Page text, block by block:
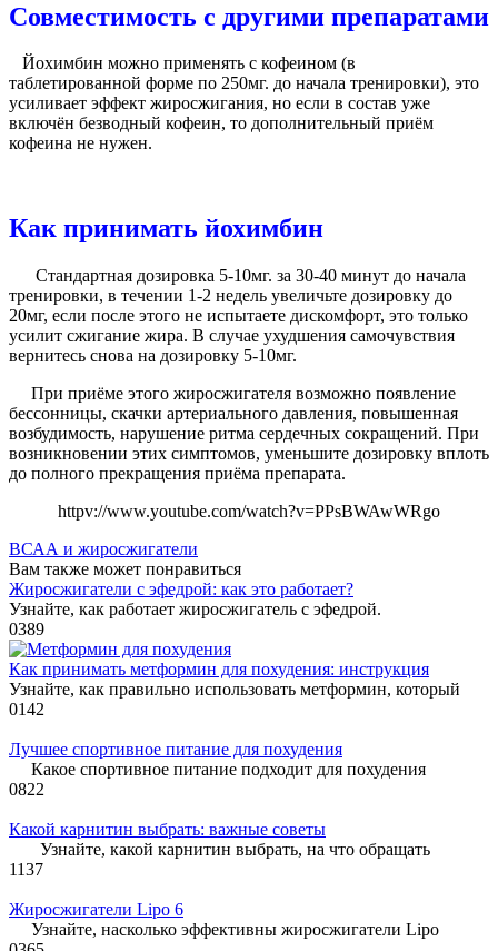
Совместимость с другими препаратами
Йохимбин можно применять с кофеином (в
таблетированной форме по 250мг. до начала тренировки), это
усиливает эффект жиросжигания, но если в состав уже
включён безводный кофеин, то дополнительный приём
кофеина не нужен.
Как принимать йохимбин
Стандартная дозировка 5-10мг. за 30-40 минут до начала
тренировки, в течении 1-2 недель увеличьте дозировку до
20мг, если после этого не испытаете дискомфорт, это только
усилит сжигание жира. В случае ухудшения самочувствия
вернитесь снова на дозировку 5-10мг.
При приёме этого жиросжигателя возможно появление
бессонницы, скачки артериального давления, повышенная
возбудимость, нарушение ритма сердечных сокращений. При
возникновении этих симптомов, уменьшите дозировку вплоть
до полного прекращения приёма препарата.
httpv://www.youtube.com/watch?v=PPsBWAwWRgo
ВСАА и жиросжигатели
Вам также может понравиться
Жиросжигатели с эфедрой: как это работает?
Узнайте, как работает жиросжигатель с эфедрой.
0389
Как принимать метформин для похудения: инструкция
Узнайте, как правильно использовать метформин, который
0142
Лучшее спортивное питание для похудения
Какое спортивное питание подходит для похудения
0822
Какой карнитин выбрать: важные советы
Узнайте, какой карнитин выбрать, на что обращать
1137
Жиросжигатели Lipo 6
Узнайте, насколько эффективны жиросжигатели Lipo